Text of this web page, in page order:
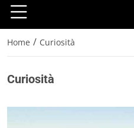
Home / Curiosità
Curiosità